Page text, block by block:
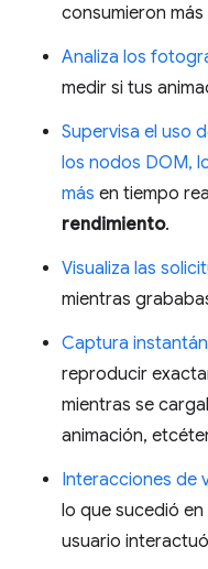
consumieron
Analiza los
medir si tus
Supervisa el uso
los nodos DOM,
más en tiempo
rendimiento.
Visualiza las
mientras
Captura
reproducir
mientras se
animación,
Interacciones de
lo que sucedió
usuario